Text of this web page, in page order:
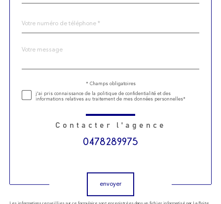
*
Fieldset
Message
* Champs obligatoires
j'ai pris connaissance de la politique de confidentialité et des
informations relatives au traitement de mes données personnelles*
Contacter l'agence
0478289975
envoyer